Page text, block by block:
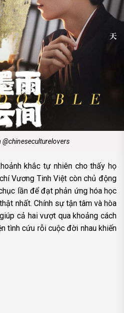
khắc tự nhiên cho thấy họ
Vương Tinh Việt còn chủ động
lần để đạt phản ứng hóa học
nhất. Chính sự tận tâm và hòa
cả hai vượt qua khoảng cách
tình cứu rỗi cuộc đời nhau khiến